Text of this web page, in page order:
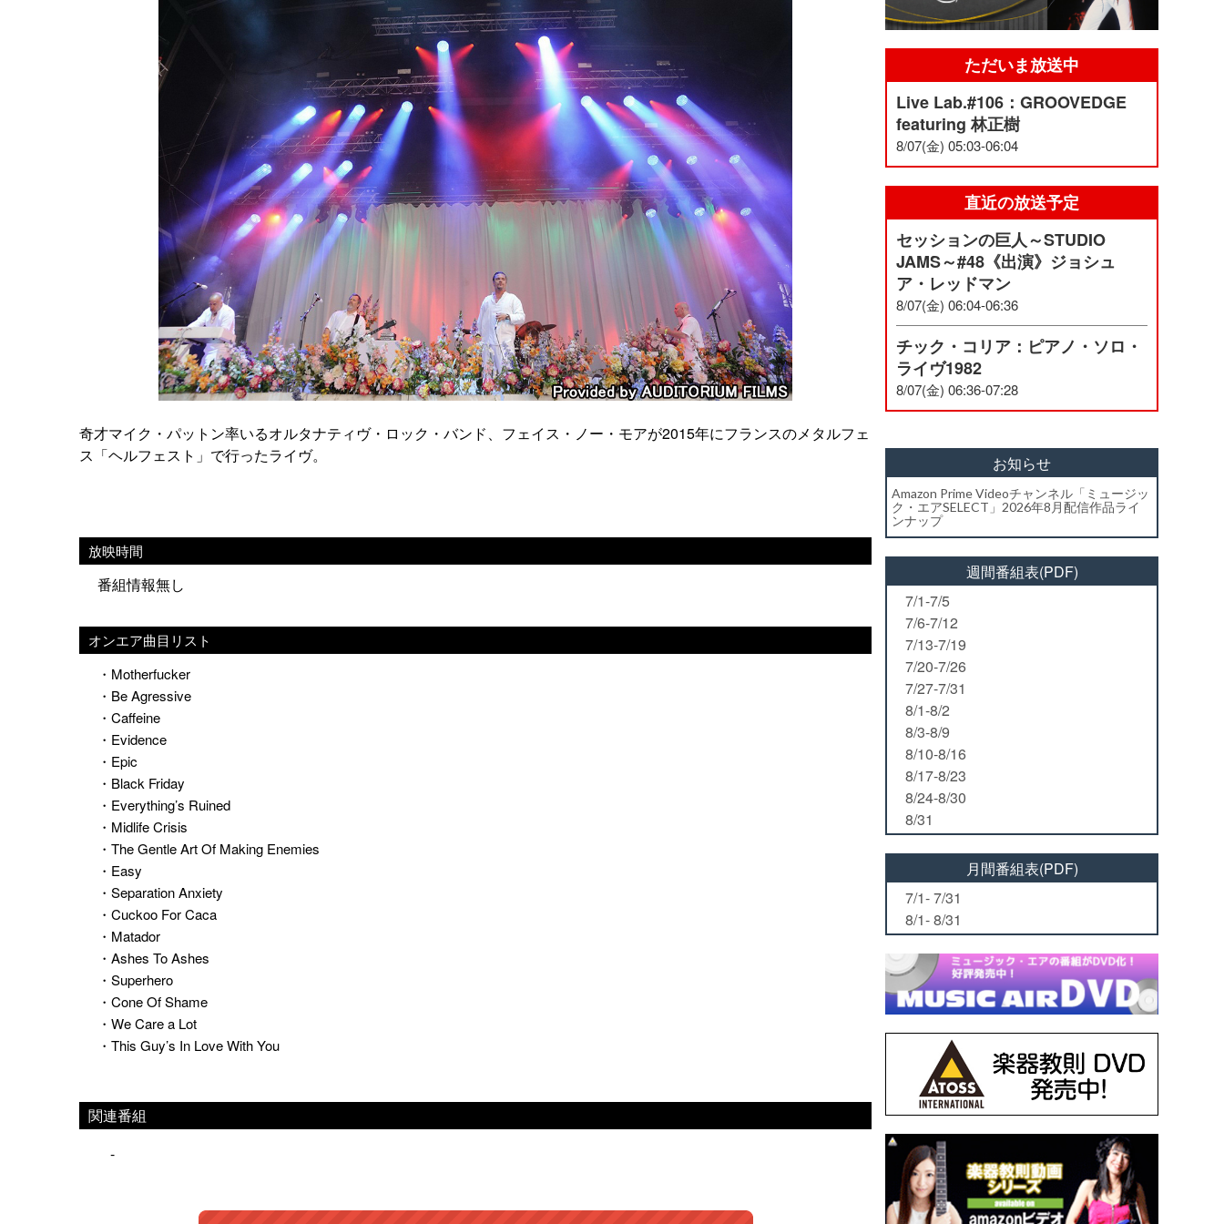
奇才マイク・パットン率いるオルタナティヴ・ロック・バンド、フェイス・ノー・モアが2015年にフランスのメタルフェ
ス「ヘルフェスト」で行ったライヴ。
放映時間
番組情報無し
オンエア曲目リスト
・Motherfucker
・Be Agressive
・Caffeine
・Evidence
・Epic
・Black Friday
・Everything’s Ruined
・Midlife Crisis
・The Gentle Art Of Making Enemies
・Easy
・Separation Anxiety
・Cuckoo For Caca
・Matador
・Ashes To Ashes
・Superhero
・Cone Of Shame
・We Care a Lot
・This Guy’s In Love With You
関連番組
-
ただいま放送中
Live Lab.#106：GROOVEDGE
featuring 林正樹
8/07(金) 05:03-06:04
直近の放送予定
セッションの巨人～STUDIO
JAMS～#48《出演》ジョシュ
ア・レッドマン
8/07(金) 06:04-06:36
チック・コリア：ピアノ・ソロ・
ライヴ1982
8/07(金) 06:36-07:28
お知らせ
Amazon Prime Videoチャンネル「ミュージッ
ク・エアSELECT」2026年8月配信作品ライ
ンナップ
週間番組表(PDF)
7/1-7/5
7/6-7/12
7/13-7/19
7/20-7/26
7/27-7/31
8/1-8/2
8/3-8/9
8/10-8/16
8/17-8/23
8/24-8/30
8/31
月間番組表(PDF)
7/1- 7/31
8/1- 8/31